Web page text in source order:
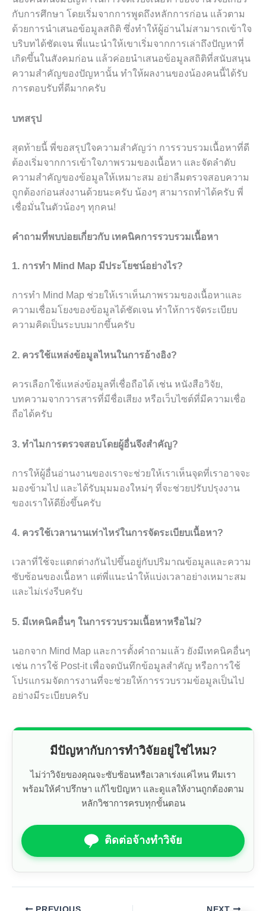
กับการศึกษา โดยเริ่มจากการพูดถึงหลักการก่อน แล้วตาม
ด้วยการนำเสนอข้อมูลสถิติ ซึ่งทำให้ผู้อ่านไม่สามารถเข้าใจ
บริบทได้ชัดเจน พี่แนะนำให้เขาเริ่มจากการเล่าถึงปัญหาที่
เกิดขึ้นในสังคมก่อน แล้วค่อยนำเสนอข้อมูลสถิติที่สนับสนุน
ความสำคัญของปัญหานั้น ทำให้ผลงานของน้องคนนี้ได้รับ
การตอบรับที่ดีมากครับ
บทสรุป
สุดท้ายนี้ พี่ขอสรุปใจความสำคัญว่า การรวบรวมเนื้อหาที่ดี
ต้องเริ่มจากการเข้าใจภาพรวมของเนื้อหา และจัดลำดับ
ความสำคัญของข้อมูลให้เหมาะสม อย่าลืมตรวจสอบความ
ถูกต้องก่อนส่งงานด้วยนะครับ น้องๆ สามารถทำได้ครับ พี่
เชื่อมั่นในตัวน้องๆ ทุกคน!
คำถามที่พบบ่อยเกี่ยวกับ เทคนิคการรวบรวมเนื้อหา
1. การทำ Mind Map มีประโยชน์อย่างไร?
การทำ Mind Map ช่วยให้เราเห็นภาพรวมของเนื้อหาและ
ความเชื่อมโยงของข้อมูลได้ชัดเจน ทำให้การจัดระเบียบ
ความคิดเป็นระบบมากขึ้นครับ
2. ควรใช้แหล่งข้อมูลไหนในการอ้างอิง?
ควรเลือกใช้แหล่งข้อมูลที่เชื่อถือได้ เช่น หนังสือวิจัย,
บทความจากวารสารที่มีชื่อเสียง หรือเว็บไซต์ที่มีความเชื่อ
ถือได้ครับ
3. ทำไมการตรวจสอบโดยผู้อื่นจึงสำคัญ?
การให้ผู้อื่นอ่านงานของเราจะช่วยให้เราเห็นจุดที่เราอาจจะ
มองข้ามไป และได้รับมุมมองใหม่ๆ ที่จะช่วยปรับปรุงงาน
ของเราให้ดียิ่งขึ้นครับ
4. ควรใช้เวลานานเท่าไหร่ในการจัดระเบียบเนื้อหา?
เวลาที่ใช้จะแตกต่างกันไปขึ้นอยู่กับปริมาณข้อมูลและความ
ซับซ้อนของเนื้อหา แต่พี่แนะนำให้แบ่งเวลาอย่างเหมาะสม
และไม่เร่งรีบครับ
5. มีเทคนิคอื่นๆ ในการรวบรวมเนื้อหาหรือไม่?
นอกจาก Mind Map และการตั้งคำถามแล้ว ยังมีเทคนิคอื่นๆ
เช่น การใช้ Post-it เพื่อจดบันทึกข้อมูลสำคัญ หรือการใช้
โปรแกรมจัดการงานที่จะช่วยให้การรวบรวมข้อมูลเป็นไป
อย่างมีระเบียบครับ
มีปัญหากับการทำวิจัยอยู่ใช่ไหม?
ไม่ว่าวิจัยของคุณจะซับซ้อนหรือเวลาเร่งแค่ไหน ทีมเรา
พร้อมให้คำปรึกษา แก้ไขปัญหา และดูแลให้งานถูกต้องตาม
หลักวิชาการครบทุกขั้นตอน
ติดต่อจ้างทำวิจัย